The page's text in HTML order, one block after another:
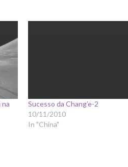
na
Sucesso da Chang’e-2
10/11/2010
In "China"